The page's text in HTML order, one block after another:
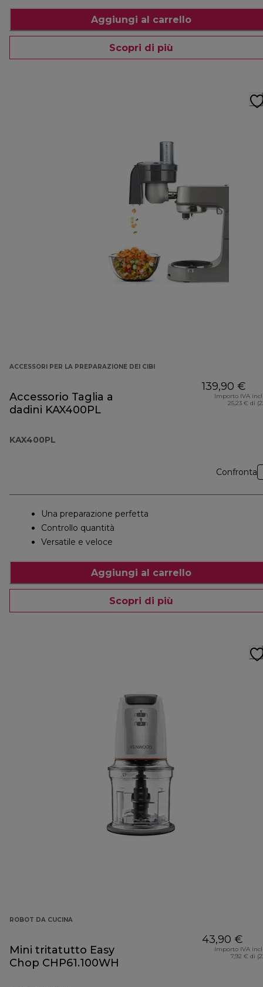
Aggiungi al carrello
Scopri di più
ACCESSORI PER LA PREPARAZIONE DEI CIBI
Accessorio Taglia a
dadini KAX400PL
KAX400PL
139,90 €
Importo IVA
25,23 € di
Confronta
Una preparazione perfetta
Controllo quantità
Versatile e veloce
Aggiungi al carrello
Scopri di più
ROBOT DA CUCINA
Mini tritatutto Easy
Chop CHP61.100WH
43,90 €
Importo IVA
7,92 € di